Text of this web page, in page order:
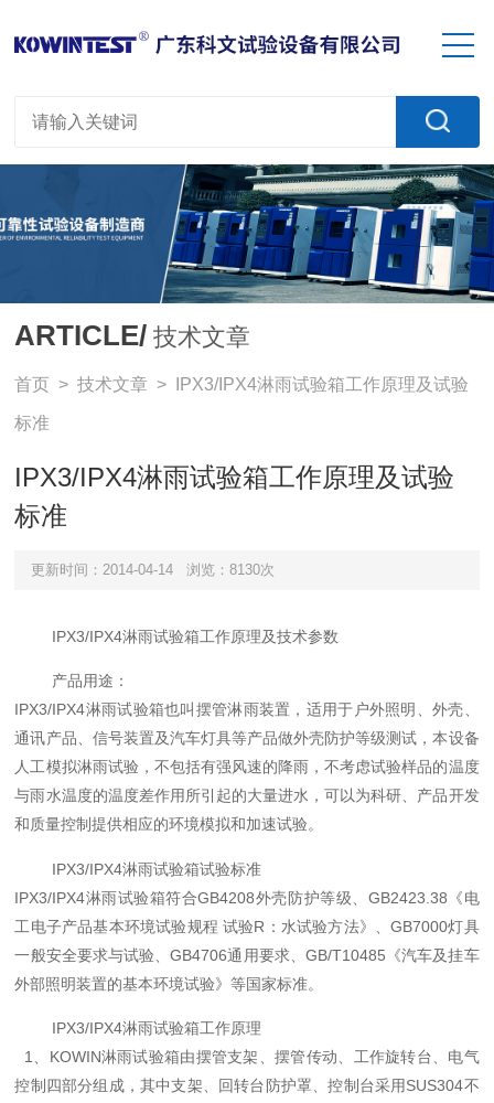
ARTICLE/ 技术文章
首页 >技术文章 > IPX3/IPX4淋雨试验箱工作原理及试验
标准
IPX3/IPX4淋雨试验箱工作原理及试验
标准
更新时间：2014-04-14 浏览：8130次
IPX3/IPX4淋雨试验箱工作原理及技术参数
产品用途：
IPX3/IPX4淋雨试验箱也叫摆管淋雨装置，适用于户外照明、外壳、
通讯产品、信号装置及汽车灯具等产品做外壳防护等级测试，本设备
人工模拟淋雨试验，不包括有强风速的降雨，不考虑试验样品的温度
与雨水温度的温度差作用所引起的大量进水，可以为科研、产品开发
和质量控制提供相应的环境模拟和加速试验。
IPX3/IPX4淋雨试验箱试验标准
IPX3/IPX4淋雨试验箱符合GB4208外壳防护等级、GB2423.38《电
工电子产品基本环境试验规程 试验R：水试验方法》、GB7000灯具
一般安全要求与试验、GB4706通用要求、GB/T10485《汽车及挂车
外部照明装置的基本环境试验》等国家标准。
IPX3/IPX4淋雨试验箱工作原理
1、KOWIN淋雨试验箱由摆管支架、摆管传动、工作旋转台、电气
控制四部分组成，其中支架、回转台防护罩、控制台采用SUS304不